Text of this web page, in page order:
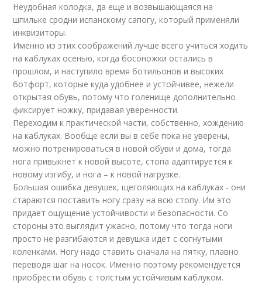
Неудобная колодка, да еще и возвышающаяся на
шпильке сродни испанскому сапогу, который применяли
инквизиторы.
Именно из этих соображений лучше всего учиться ходить
на каблуках осенью, когда босоножки остались в
прошлом, и наступило время ботильонов и высоких
ботфорт, которые куда удобнее и устойчивее, нежели
открытая обувь, потому что голенище дополнительно
фиксирует ножку, придавая уверенности.
Переходим к практической части, собственно, хождению
на каблуках. Вообще если вы в себе пока не уверены,
можно потренироваться в новой обуви и дома, тогда
нога привыкнет к новой высоте, стопа адаптируется к
новому изгибу, и нога – к новой нагрузке.
Большая ошибка девушек, щеголяющих на каблуках - они
стараются поставить ногу сразу на всю стопу. Им это
придает ощущение устойчивости и безопасности. Со
стороны это выглядит ужасно, потому что тогда ноги
просто не разгибаются и девушка идет с согнутыми
коленками. Ногу надо ставить сначала на пятку, плавно
переводя шаг на носок. Именно поэтому рекомендуется
приобрести обувь с толстым устойчивым каблуком.